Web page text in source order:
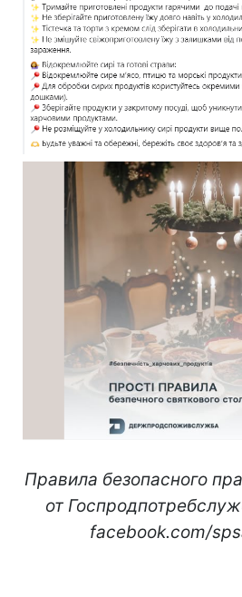
Правила безопасного
от
facebook.com/